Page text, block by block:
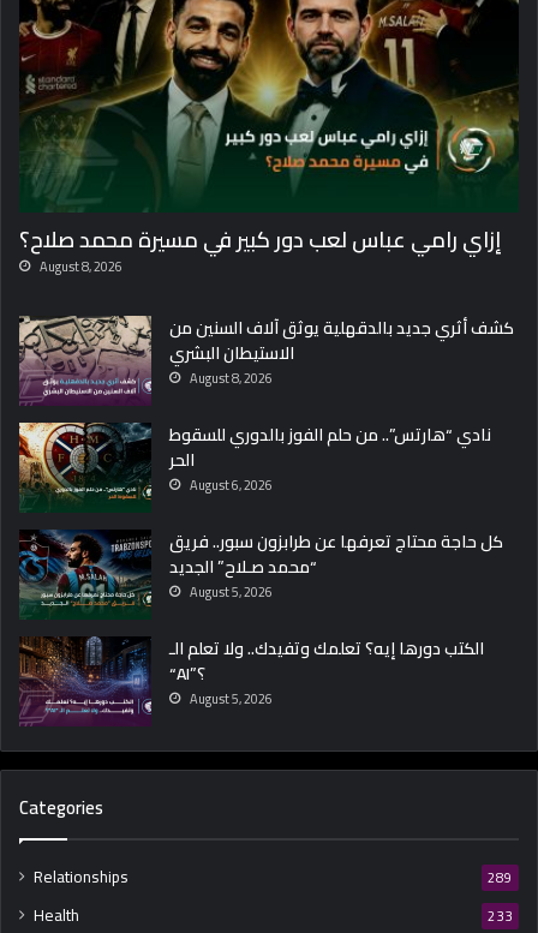
إزاي رامي عباس لعب دور كبير في مسيرة محمد صلاح؟
August 8, 2026
كشف أثري جديد بالدقهلية يوثق آلاف السنين من
الاستيطان البشري
August 8, 2026
نادي “هارتس”.. من حلم الفوز بالدوري للسقوط
الحر
August 6, 2026
كل حاجة محتاج تعرفها عن طرابزون سبور.. فريق
“محمد صـلاح” الجديد
August 5, 2026
الكتب دورها إيه؟ تعلمك وتفيدك.. ولا تعلم الـ
“AI”؟
August 5, 2026
Categories
Relationships 289
Health 233